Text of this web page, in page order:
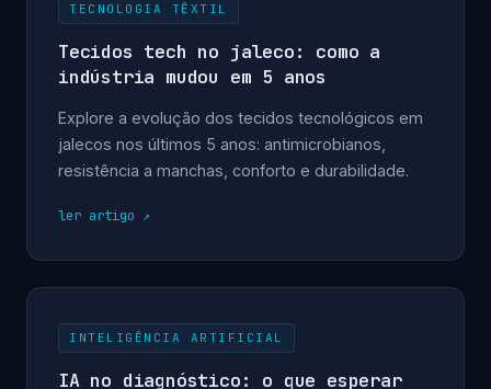
TECNOLOGIA TÊXTIL
Tecidos tech no jaleco: como a
indústria mudou em 5 anos
Explore a evolução dos tecidos tecnológicos em
jalecos nos últimos 5 anos: antimicrobianos,
resistência a manchas, conforto e durabilidade.
ler artigo
INTELIGÊNCIA ARTIFICIAL
IA no diagnóstico: o que esperar